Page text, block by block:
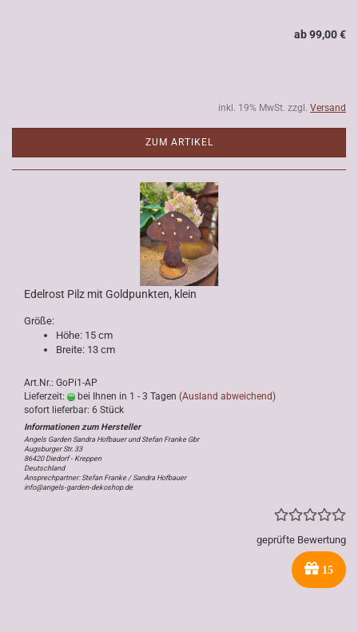
ab 99,00 €
inkl. 19% MwSt. zzgl. Versand
ZUM ARTIKEL
Edelrost Pilz mit Goldpunkten, klein
Größe:
Höhe: 15 cm
Breite: 13 cm
Art.Nr.: GoPi1-AP
Lieferzeit:
bei Ihnen in 1 - 3 Tagen (Ausland abweichend)
sofort lieferbar: 6 Stück
Angels Garden Sandra Hofbauer und Stefan Franke Gbr
Augsburger Str. 33
86420 Diedorf - Kreppen
Deutschland
Ansprechpartner: Stefan Franke / Sandra Hofbauer
info@angels-garden-dekoshop.de
geprüfte Bewertung
15